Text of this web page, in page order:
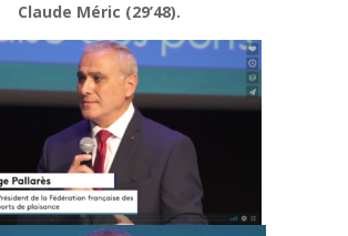
Claude Méric (29’48).